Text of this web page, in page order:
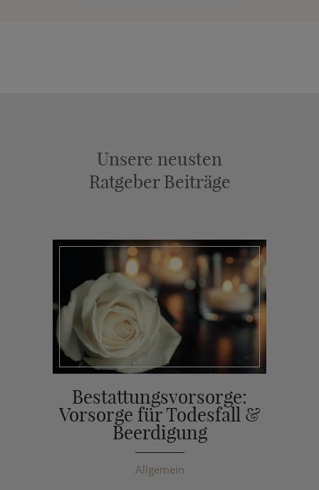
Unsere neusten
Ratgeber Beiträge
Bestattungsvorsorge:
Vorsorge für Todesfall &
Beerdigung
Allgemein